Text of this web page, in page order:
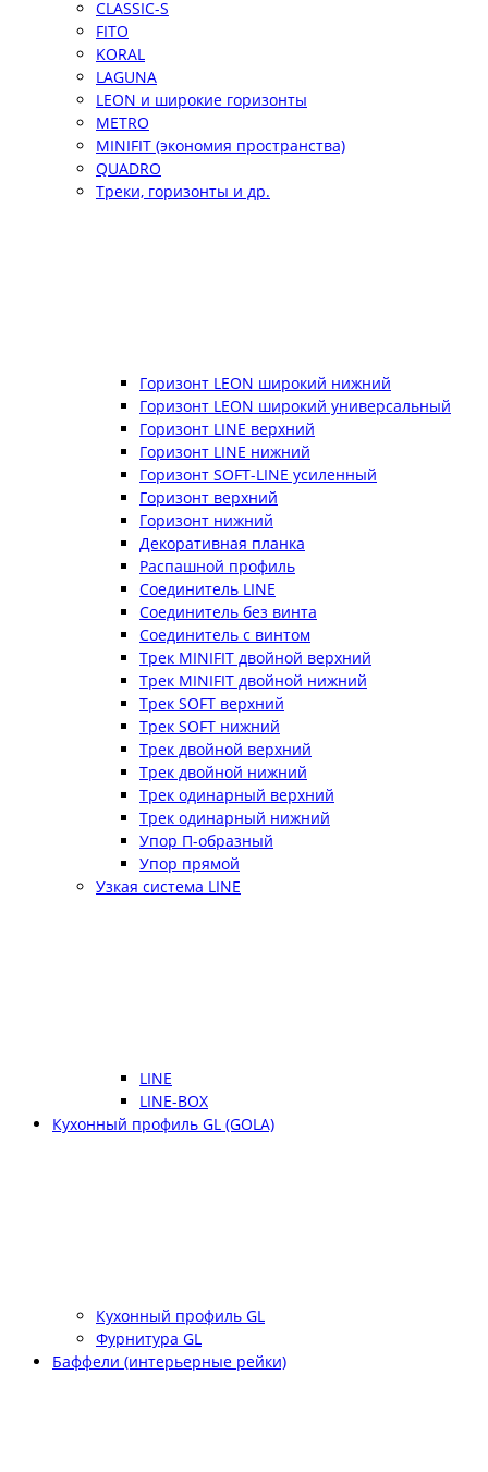
CLASSIC-S
FITO
KORAL
LAGUNA
LEON и широкие горизонты
METRO
MINIFIT (экономия пространства)
QUADRO
Треки, горизонты и др.
Горизонт LEON широкий нижний
Горизонт LEON широкий универсальный
Горизонт LINE верхний
Горизонт LINE нижний
Горизонт SOFT-LINE усиленный
Горизонт верхний
Горизонт нижний
Декоративная планка
Распашной профиль
Соединитель LINE
Соединитель без винта
Соединитель с винтом
Трек MINIFIT двойной верхний
Трек MINIFIT двойной нижний
Трек SOFT верхний
Трек SOFT нижний
Трек двойной верхний
Трек двойной нижний
Трек одинарный верхний
Трек одинарный нижний
Упор П-образный
Упор прямой
Узкая система LINE
LINE
LINE-BOX
Кухонный профиль GL (GOLA)
Кухонный профиль GL
Фурнитура GL
Баффели (интерьерные рейки)